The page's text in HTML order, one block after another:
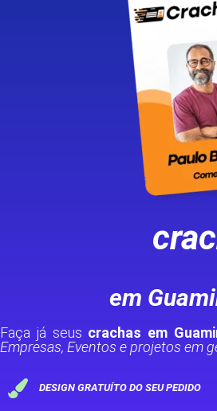
em
Faça já seus crachas em
Empresas, Eventos e projetos em
DESIGN GRATUÍTO DO SEU PEDIDO